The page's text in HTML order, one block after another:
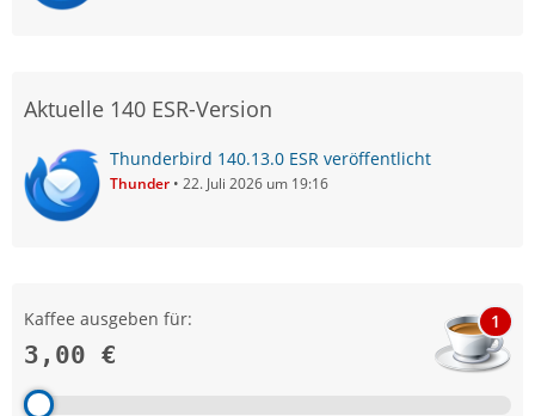
Aktuelle 140 ESR-Version
Thunderbird 140.13.0 ESR veröffentlicht
Thunder 22. Juli 2026 um 19:16
Kaffee ausgeben für:
3,00 €
1